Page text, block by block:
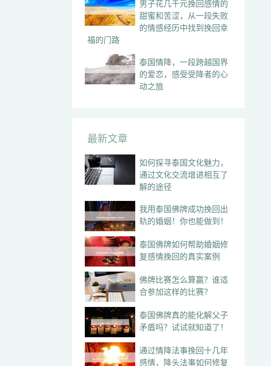
男子花几千元挽回感情的
甜蜜和苦涩，从一段失败
的情感经历中找到挽回幸
福的门路
泰国情降，一段跨越国界
的爱恋，感受受降者的心
动之旅
最新文章
如何探寻泰国文化魅力，
通过文化交流增进相互了
解的途径
我用泰国佛牌成功挽回出
轨的婚姻！你也能做到！
泰国佛牌如何帮助婚姻修
复感情挽回的真实案例
佛牌比赛怎么算赢？谁适
合参加这样的比赛？
泰国佛牌真的能化解父子
矛盾吗？试试就知道了！
通过情降法事挽回十几年
感情，降头法事如何修复